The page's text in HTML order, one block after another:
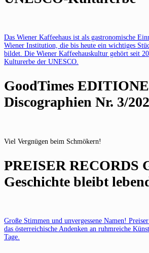
Das Wiener Kaffeehaus ist als gastronomische
Wiener Institution, die bis heute ein wichtiges
bildet. Die Wiener Kaffeehauskultur gehört seit
Kulturerbe der UNESCO.
GoodTimes
Discographien Nr. 3/
Viel Vergnügen beim Schmökern!
PREISER RECORDS
Geschichte bleibt
Große Stimmen und unvergessene Namen!
das österreichische Andenken an ruhmreiche
Tage.